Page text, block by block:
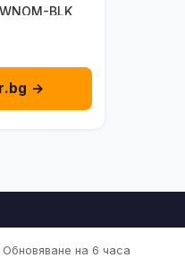
BLK
→
Обновяване на 6 часа